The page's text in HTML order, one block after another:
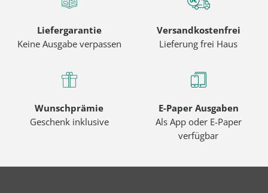
Liefergarantie
Keine Ausgabe verpassen
Versandkostenfrei
Lieferung frei Haus
Wunschprämie
Geschenk inklusive
E-Paper Ausgaben
Als App oder E-Paper
verfügbar